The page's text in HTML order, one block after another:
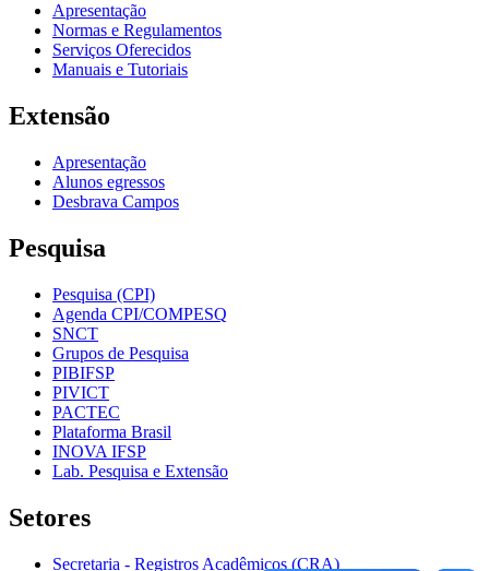
Apresentação
Normas e Regulamentos
Serviços Oferecidos
Manuais e Tutoriais
Extensão
Apresentação
Alunos egressos
Desbrava Campos
Pesquisa
Pesquisa (CPI)
Agenda CPI/COMPESQ
SNCT
Grupos de Pesquisa
PIBIFSP
PIVICT
PACTEC
Plataforma Brasil
INOVA IFSP
Lab. Pesquisa e Extensão
Setores
Secretaria - Registros Acadêmicos (CRA)